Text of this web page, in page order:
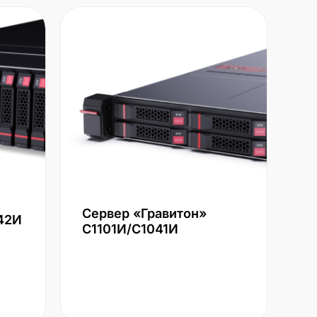
Сервер «Гравитон»
С1101И/С1041И